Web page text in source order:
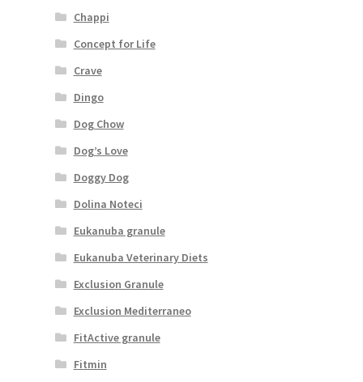
Chappi
Concept for Life
Crave
Dingo
Dog Chow
Dog’s Love
Doggy Dog
Dolina Noteci
Eukanuba granule
Eukanuba Veterinary Diets
Exclusion Granule
Exclusion Mediterraneo
FitActive granule
Fitmin